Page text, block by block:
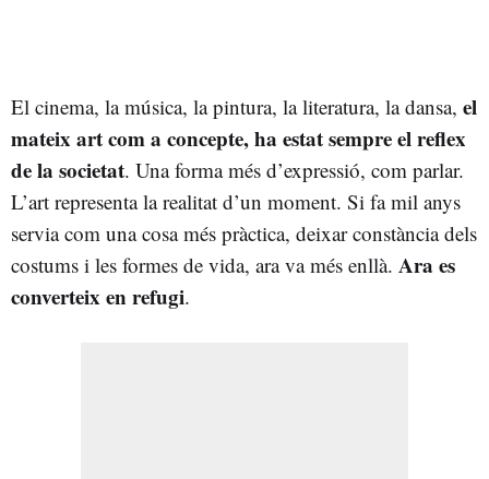
El cinema, la música, la pintura, la literatura, la dansa, el
mateix art com a concepte, ha estat sempre el reflex
de la societat. Una forma més d’expressió, com parlar.
L’art representa la realitat d’un moment. Si fa mil anys
servia com una cosa més pràctica, deixar constància dels
costums i les formes de vida, ara va més enllà. Ara es
converteix en refugi.